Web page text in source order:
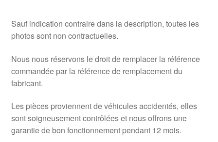
Sauf indication contraire dans la description, toutes les
photos sont non contractuelles.
Nous nous réservons le droit de remplacer la référence
commandée par la référence de remplacement du
fabricant.
Les pièces proviennent de véhicules accidentés, elles
sont soigneusement contrôlées et nous offrons une
garantie de bon fonctionnement pendant 12 mois.